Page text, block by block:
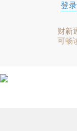
登录
财新
可畅